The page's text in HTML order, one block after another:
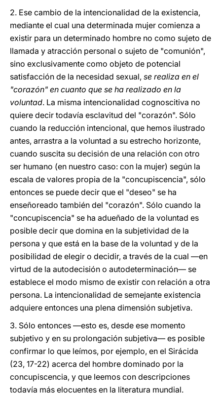
2. Ese cambio de la intencionalidad de la existencia,
mediante el cual una determinada mujer comienza a
existir para un determinado hombre no como sujeto de
llamada y atracción personal o sujeto de "comunión",
sino exclusivamente como objeto de potencial
satisfacción de la necesidad sexual, se realiza en el
"corazón" en cuanto que se ha realizado en la
voluntad. La misma intencionalidad cognoscitiva no
quiere decir todavía esclavitud del "corazón". Sólo
cuando la reducción intencional, que hemos ilustrado
antes, arrastra a la voluntad a su estrecho horizonte,
cuando suscita su decisión de una relación con otro
ser humano (en nuestro caso: con la mujer) según la
escala de valores propia de la "concupiscencia", sólo
entonces se puede decir que el "deseo" se ha
enseñoreado también del "corazón". Sólo cuando la
"concupiscencia" se ha adueñado de la voluntad es
posible decir que domina en la subjetividad de la
persona y que está en la base de la voluntad y de la
posibilidad de elegir o decidir, a través de la cual —en
virtud de la autodecisión o autodeterminación— se
establece el modo mismo de existir con relación a otra
persona. La intencionalidad de semejante existencia
adquiere entonces una plena dimensión subjetiva.
3. Sólo entonces —esto es, desde ese momento
subjetivo y en su prolongación subjetiva— es posible
confirmar lo que leímos, por ejemplo, en el Sirácida
(23, 17-22) acerca del hombre dominado por la
concupiscencia, y que leemos con descripciones
todavía más elocuentes en la literatura mundial.